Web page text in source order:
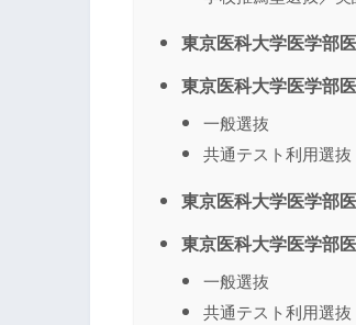
東京医科大学医学部
東京医科大学医学部
一般選抜
共通テスト利用選抜
東京医科大学医学部
東京医科大学医学部
一般選抜
共通テスト利用選抜